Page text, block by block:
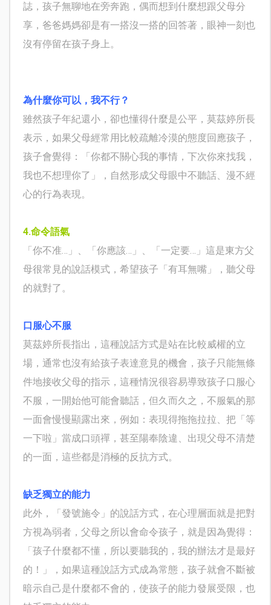
誌，孩子無聊地在旁奔跑，偶而想到什麼想跟父母分
享，爸爸媽媽卻是有一搭沒一搭的回答著，眼神一刻也
沒有停留在孩子身上。
為什麼你可以，我不行？
雖然孩子年紀還小，卻也懂得什麼是公平，莫茲婷所長
表示，如果父母經常用比較疏離冷漠的態度回應孩子，
孩子會覺得：「你都不關心我的事情，下次你來找我，
我也不想理你了」，自然形成父母眼中不聽話、漫不經
心的行為表現。
4.命令語氣
「你不准…」、「你應該…」、「一定要…」這是東方父
母很常見的說話模式，希望孩子「有耳無嘴」，聽父母
的就對了。
口服心不服
莫茲婷所長指出，這種說話方式是站在比較威權的立
場，通常也沒有給孩子表達意見的機會，孩子只能無條
件地接收父母的指示，這種情況很容易導致孩子口服心
不服，一開始他可能會聽話，但久而久之，不服氣的那
一面會慢慢顯露出來，例如：表現得拖拖拉拉、把「等
一下啦」當成口頭禪，甚至陽奉陰違、出現父母不清楚
的一面，這些都是消極的反抗方式。
缺乏獨立的能力
此外，「發號施令」的說話方式，在心理層面就是把對
方視為弱者，父母之所以會命令孩子，就是因為覺得：
「孩子什麼都不懂，所以要聽我的，我的辦法才是最好
的！」，如果這種說話方式成為常態，孩子就會不斷被
暗示自己是什麼都不會的，使孩子的能力發展受限，也